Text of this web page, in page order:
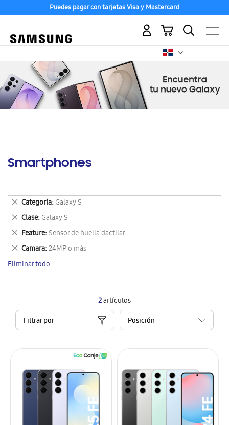
Puedes pagar con tarjetas Visa y Mastercard
Mi carrito
Smartphones
2artículos
Filtrar por
Categoría Galaxy S
Eliminar
este
artículo
Clase Galaxy S
Eliminar
este
artículo
Feature Sensor de huella dactilar
Eliminar
este
artículo
Camara 24MP o más
Eliminar
este
artículo
Eliminar todo